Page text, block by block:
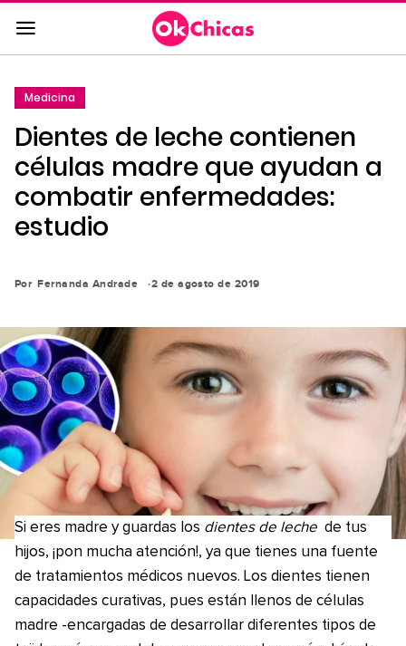
Saltar
al
contenido
la
navegación
principal
Medicina
Dientes de leche contienen
células madre que ayudan a
combatir enfermedades:
estudio
Por Fernanda Andrade 2 de agosto de 2019
Si eres madre y guardas los dientes de leche de tus
hijos, ¡pon mucha atención!, ya que tienes una fuente
de tratamientos médicos nuevos. Los dientes tienen
capacidades curativas, pues están llenos de células
madre -encargadas de desarrollar diferentes tipos de